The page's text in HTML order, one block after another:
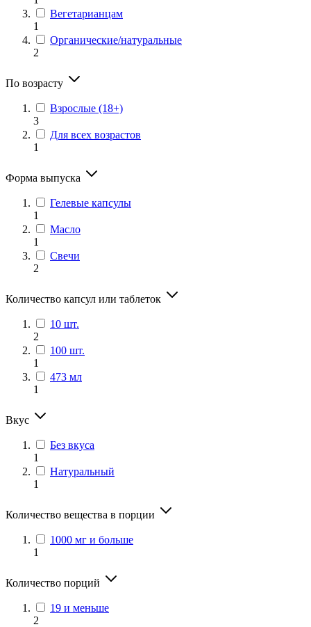
Вегетарианцам
1
Органические/натуральные
2
По возрасту
Взрослые (18+)
3
Для всех возрастов
1
Форма выпуска
Гелевые капсулы
1
Масло
1
Свечи
2
Количество капсул или таблеток
10 шт.
2
100 шт.
1
473 мл
1
Вкус
Без вкуса
1
Натуральный
1
Количество вещества в порции
1000 мг и больше
1
Количество порций
19 и меньше
2